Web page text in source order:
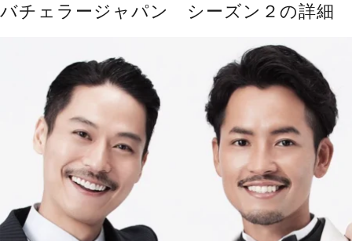
バチェラージャパン シーズン２の詳細